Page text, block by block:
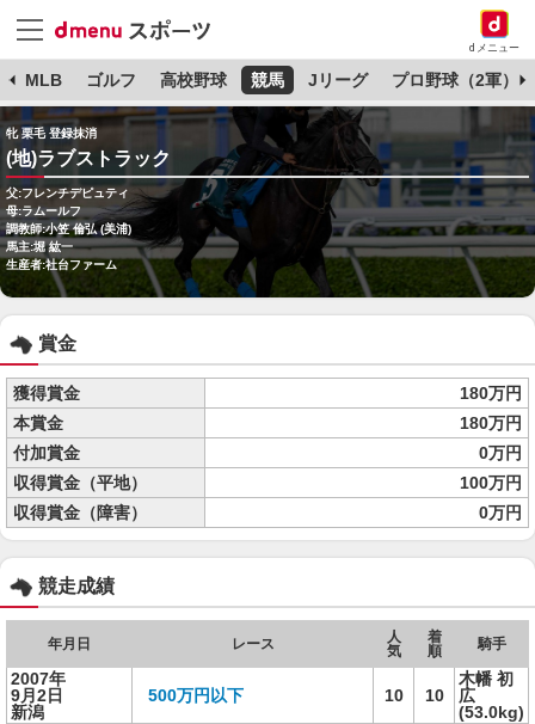
dメニュー
MLB ゴルフ 高校野球 競馬 Jリーグ プロ野球（2軍）
牝 栗毛 登録抹消
(地)ラブストラック
父:フレンチデピュティ
母:ラムールフ
調教師:小笠 倫弘 (美浦)
馬主:堀 紘一
生産者:社台ファーム
賞金
獲得賞金
180万円
本賞金
180万円
付加賞金
0万円
収得賞金（平地）
100万円
収得賞金（障害）
0万円
競走成績
年月日 レース
人
気
着
順
騎手
2007年
9月2日
新潟
500万円以下 10 10
木幡 初
広
(53.0kg)